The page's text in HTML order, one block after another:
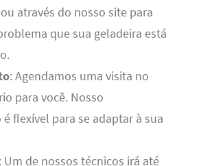
através do nosso site para
que sua geladeira está
: Agendamos uma visita no
para você. Nosso
flexível para se adaptar à sua
: Um de nossos técnicos irá até